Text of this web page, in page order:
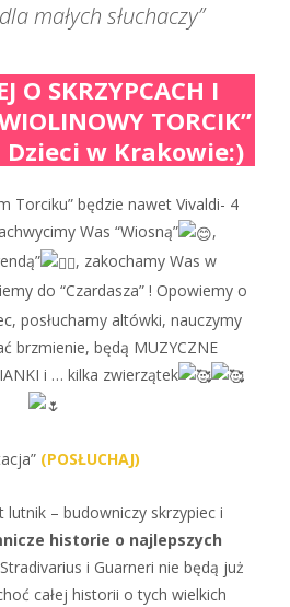
małych słuchaczy”
O SKRZYPCACH I
TORCIK”
w Krakowie:)
Torciku” będzie nawet Vivaldi- 4
Was “Wiosną”
,
, zakochamy Was w
do “Czardasza” ! Opowiemy o
posłuchamy altówki, nauczymy
brzmienie, będą MUZYCZNE
i … kilka zwierzątek
(POSŁUCHAJ)
– budowniczy skrzypiec i
historie o najlepszych
i Guarneri nie będą już
całej historii o tych wielkich